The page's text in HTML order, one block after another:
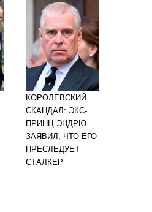
КОРОЛЕВСКИЙ
СКАНДАЛ: ЭКС-
ПРИНЦ ЭНДРЮ
ЗАЯВИЛ, ЧТО ЕГО
ПРЕСЛЕДУЕТ
СТАЛКЕР